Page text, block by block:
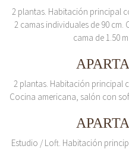
2 plantas. Habitación principal
2 camas individuales de 90
cama de 1.50
2 plantas. Habitación principal
Cocina americana, salón con
Estudio / Loft. Habitación